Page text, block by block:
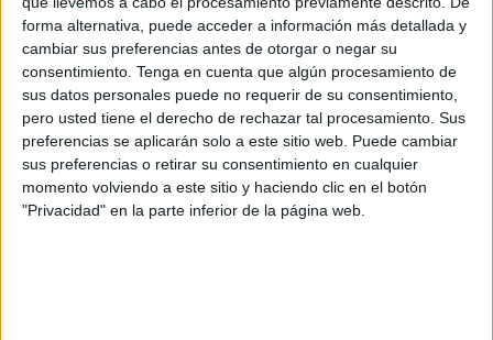
forma alternativa, puede acceder a información más detallada y
cambiar sus preferencias antes de otorgar o negar su
consentimiento. Tenga en cuenta que algún procesamiento de
sus datos personales puede no requerir de su consentimiento,
pero usted tiene el derecho de rechazar tal procesamiento. Sus
preferencias se aplicarán solo a este sitio web. Puede cambiar
sus preferencias o retirar su consentimiento en cualquier
momento volviendo a este sitio y haciendo clic en el botón
"Privacidad" en la parte inferior de la página web.
Definir los objetivos
En la era científica del marketing digital, en la
que se puede medir todo, lo primero es
establecer qué campaña de generación de leads
se quiere realizar y crear un documento con los
objetivos medibles que se buscan. Estos pueden ir